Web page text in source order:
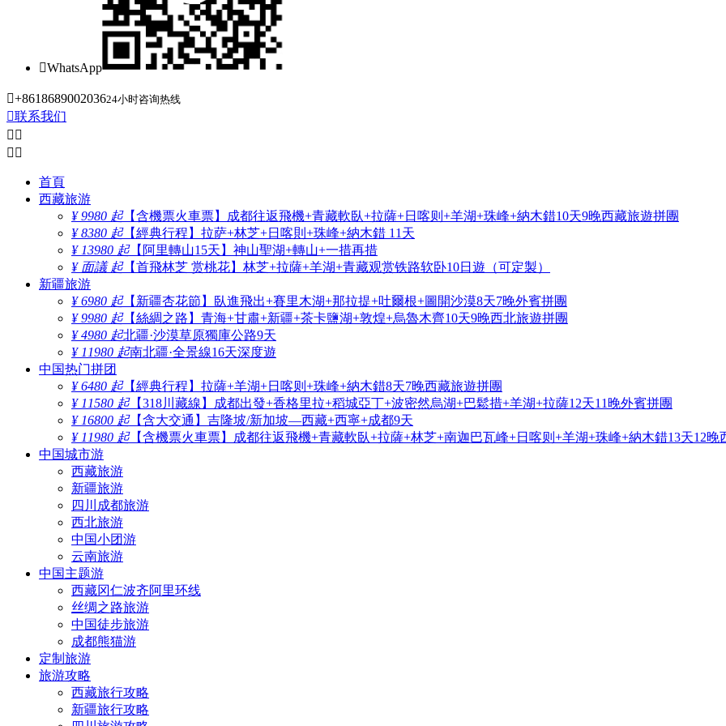
WhatsApp
+861868900203624小时咨询热线
联系我们
 
 
首頁
西藏旅游
¥ 9980 起【含機票火車票】成都往返飛機+青藏軟臥+拉薩+日喀则+羊湖+珠峰+納木錯10天9晚西藏旅遊拼團
¥ 8380 起【經典行程】拉萨+林芝+日喀則+珠峰+納木錯 11天
¥ 13980 起【阿里轉山15天】神山聖湖+轉山+一措再措
¥ 面議 起【首飛林芝 赏桃花】林芝+拉薩+羊湖+青藏观赏铁路软卧10日遊（可定製）
新疆旅游
¥ 6980 起【新疆杏花節】臥進飛出+賽里木湖+那拉提+吐爾根+圖開沙漠8天7晚外賓拼團
¥ 9980 起【絲綢之路】青海+甘肅+新疆+茶卡鹽湖+敦煌+烏魯木齊10天9晚西北旅遊拼團
¥ 4980 起北疆·沙漠草原獨庫公路9天
¥ 11980 起南北疆·全景線16天深度遊
中国热门拼团
¥ 6480 起【經典行程】拉薩+羊湖+日喀则+珠峰+納木錯8天7晚西藏旅遊拼團
¥ 11580 起【318川藏線】成都出發+香格里拉+稻城亞丁+波密然烏湖+巴鬆措+羊湖+拉薩12天11晚外賓拼團
¥ 16800 起【含大交通】吉隆坡/新加坡—西藏+西寧+成都9天
¥ 11980 起【含機票火車票】成都往返飛機+青藏軟臥+拉薩+林芝+南迦巴瓦峰+日喀则+羊湖+珠峰+納木錯13天12晚
中国城市游
西藏旅游
新疆旅游
四川成都旅游
西北旅游
中国小团游
云南旅游
中国主题游
西藏冈仁波齐阿里环线
丝绸之路旅游
中国徒步旅游
成都熊猫游
定制旅游
旅游攻略
西藏旅行攻略
新疆旅行攻略